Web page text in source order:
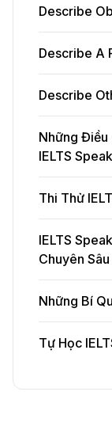
Describe
Describe A
Describe
Những Điều
IELTS
Thi Thử
IELTS
Chuyên
Những Bí
Tự Học